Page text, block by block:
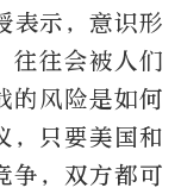
表示，意识形
往往会被人们
的风险是如何
，只要美国和
争，双方都可